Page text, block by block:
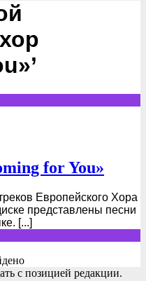
for You»
Европейского Хора
представлены песни
[...]
с позицией редакции.